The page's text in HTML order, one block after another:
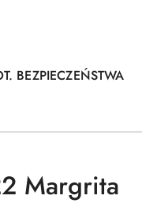
BEZPIECZEŃSTWA
Margrita